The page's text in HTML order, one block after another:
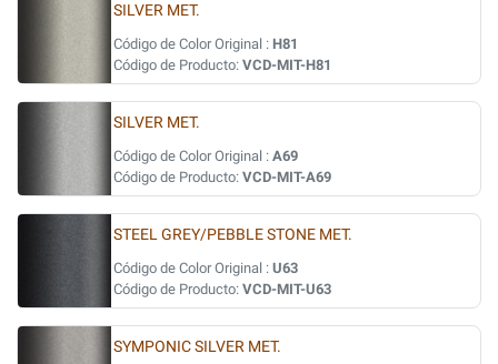
SILVER MET.
Código de Color Original : H81
Código de Producto: VCD-MIT-H81
SILVER MET.
Código de Color Original : A69
Código de Producto: VCD-MIT-A69
STEEL GREY/PEBBLE STONE MET.
Código de Color Original : U63
Código de Producto: VCD-MIT-U63
SYMPONIC SILVER MET.